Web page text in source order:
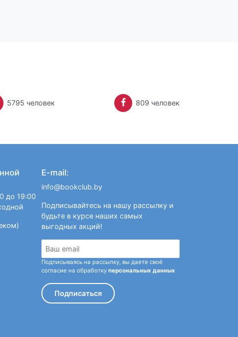
5795 человек 809 человек
до 19:00
E-mail:
info@bookclub.by
Подписывайтесь на нашу рассылку и
будьте в курсе наших самых
выгодных акций!
Подписываясь на рассылку, вы даете своё
согласие на обработку персональных данных
Подписаться